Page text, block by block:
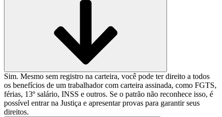
Sim. Mesmo sem registro na carteira, você pode ter direito a todos
os benefícios de um trabalhador com carteira assinada, como FGTS,
férias, 13º salário, INSS e outros. Se o patrão não reconhece isso, é
possível entrar na Justiça e apresentar provas para garantir seus
direitos.